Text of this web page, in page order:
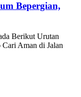
Bepergian,
Berikut Urutan
Aman di Jalan